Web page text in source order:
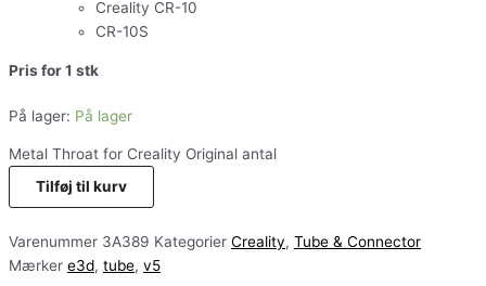
Creality CR-10
CR-10S
Pris for 1 stk
På lager: På lager
Metal Throat for Creality Original antal
Tilføj til kurv
Varenummer 3A389 Kategorier Creality, Tube & Connector
Mærker e3d, tube, v5